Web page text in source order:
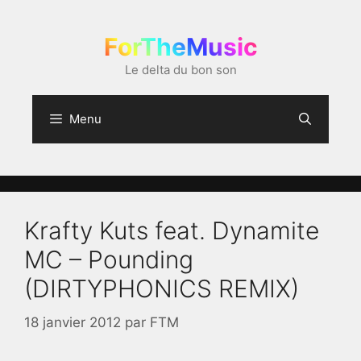
ForTheMusic
Le delta du bon son
Menu
Krafty Kuts feat. Dynamite
MC – Pounding
(DIRTYPHONICS REMIX)
18 janvier 2012 par FTM